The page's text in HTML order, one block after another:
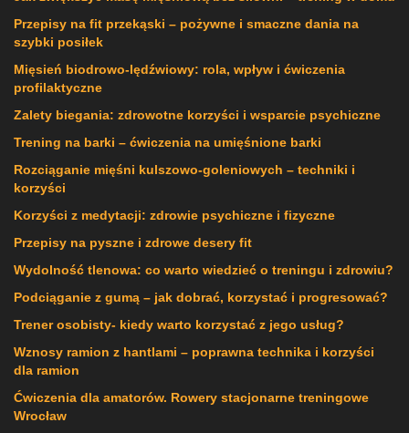
Przepisy na fit przekąski – pożywne i smaczne dania na
szybki posiłek
Mięsień biodrowo-lędźwiowy: rola, wpływ i ćwiczenia
profilaktyczne
Zalety biegania: zdrowotne korzyści i wsparcie psychiczne
Trening na barki – ćwiczenia na umięśnione barki
Rozciąganie mięśni kulszowo-goleniowych – techniki i
korzyści
Korzyści z medytacji: zdrowie psychiczne i fizyczne
Przepisy na pyszne i zdrowe desery fit
Wydolność tlenowa: co warto wiedzieć o treningu i zdrowiu?
Podciąganie z gumą – jak dobrać, korzystać i progresować?
Trener osobisty- kiedy warto korzystać z jego usług?
Wznosy ramion z hantlami – poprawna technika i korzyści
dla ramion
Ćwiczenia dla amatorów. Rowery stacjonarne treningowe
Wrocław